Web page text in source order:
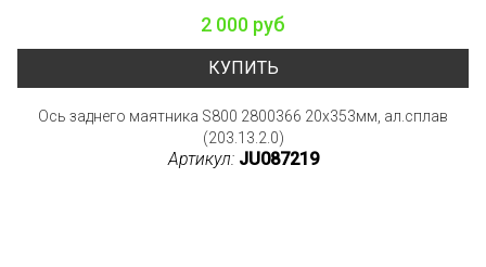
2 000 руб
КУПИТЬ
Ось заднего маятника S800 2800366 20x353мм, ал.сплав
(203.13.2.0)
Артикул: JU087219